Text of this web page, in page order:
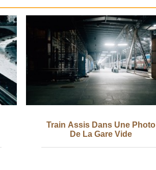
Train Assis Dans Une Photo
De La Gare Vide